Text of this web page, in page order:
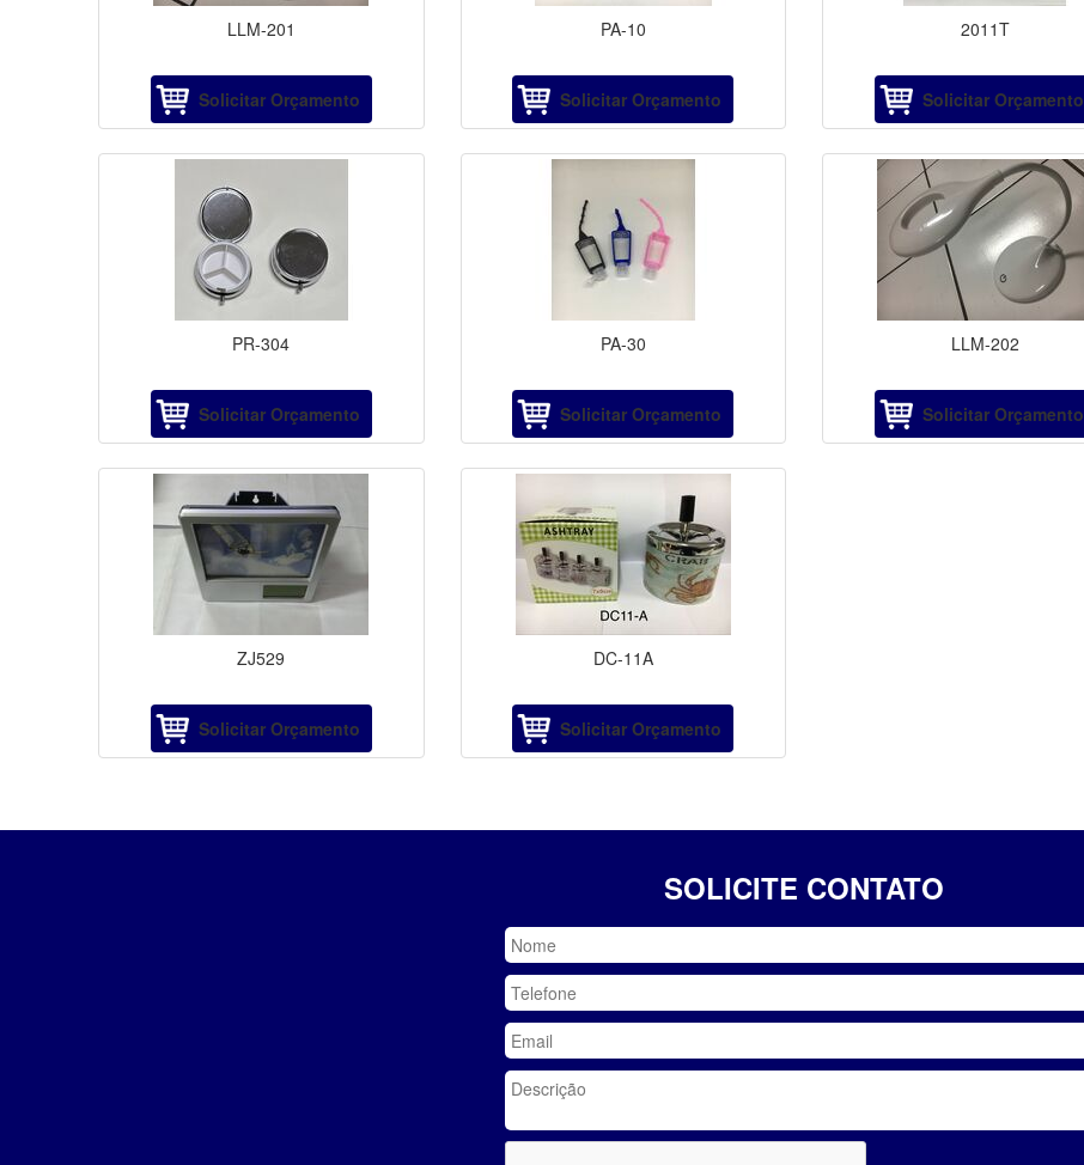
LLM-201
Solicitar Orçamento
PA-10
Solicitar Orçamento
2011T
Solicitar Orçamento
PR-304
Solicitar Orçamento
PA-30
Solicitar Orçamento
LLM-202
Solicitar Orçamento
ZJ529
Solicitar Orçamento
DC-11A
Solicitar Orçamento
SOLICITE CONTATO